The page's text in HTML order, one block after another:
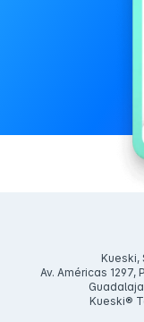
Kueski,
Av. Américas
Kueski®